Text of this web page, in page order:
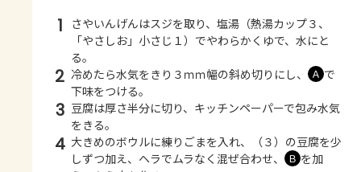
1
さやいんげんはスジを取り、塩湯（熱湯カップ３、
「やさしお」小さじ１）でやわらかくゆで、水にと
る。
2 冷めたら水気をきり３ｍｍ幅の斜め切りにし、 Ａ で
下味をつける。
3 豆腐は厚さ半分に切り、キッチンペーパーで包み水気
をきる。
4 大きめのボウルに練りごまを入れ、（３）の豆腐を少
しずつ加え、ヘラでムラなく混ぜ合わせ、
Ｂ を加